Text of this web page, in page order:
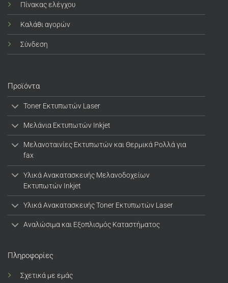
Πίνακας ελέγχου
Καλάθι αγορών
Σύνδεση
Προϊόντα
Toner Εκτυπωτών Laser
Μελάνια Εκτυπωτών Inkjet
Μελανοταινίες Εκτυπωτών και Θερμικά Ρολλά για
fax
Υλικά Ανακατασκευής Μελανοδοχείων
Εκτυπωτών Inkjet
Υλικά Ανακατασκευής Toner Εκτυπωτών Laser
Αναλώσιμα και Εξοπλισμός Καταστήματος
Πληροφορίες
Σχετικά με εμάς